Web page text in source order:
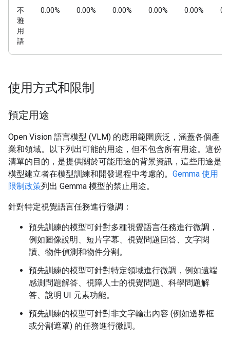
不
雅
用
語
0.00% 0.00% 0.00% 0.00% 0.00%
使用方式和限制
預定用途
Open Vision 語言模型 (VLM) 的應用範圍廣泛，涵蓋各個產
業和領域。以下列出可能的用途，但不包含所有用途。這份
清單的目的，是提供關於可能用途的背景資訊，這些用途是
模型建立者在模型訓練和開發過程中考慮的。 Gemma 使用
限制政策列出 Gemma 模型的禁止用途。
針對特定視覺語言任務進行微調：
預先訓練的模型可針對多種視覺語言任務進行微調，
例如圖像說明、短片字幕、視覺問題回答、文字閱
讀、物件偵測和物件分割。
預先訓練的模型可針對特定領域進行微調，例如遠端
感測問題解答、視障人士的視覺問題、科學問題解
答、說明 UI 元素功能。
預先訓練的模型可針對非文字輸出內容 (例如邊界框
或分割遮罩) 的任務進行微調。